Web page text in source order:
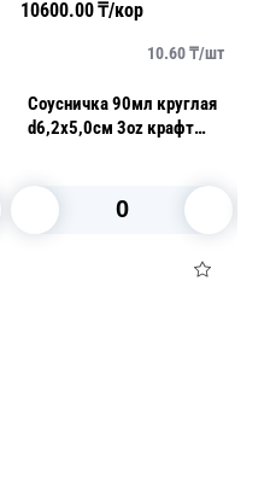
10600.00₸/кор
10.60₸/шт
Соусничка 90мл круглая
d6,2х5,0см 3oz крафт